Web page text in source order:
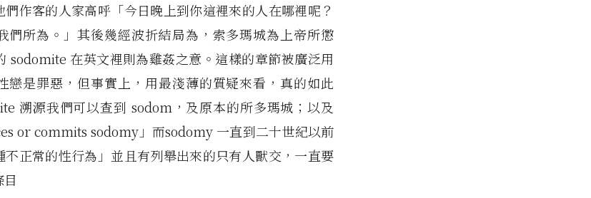
作客的人家高呼「今日晚上到你這裡來的人在哪裡呢？
們所為。」其後幾經波折結局為，索多瑪城為上帝所懲
sodomite 在英文裡則為雞姦之意。這樣的章節被廣泛用
戀是罪惡，但事實上，用最淺薄的質疑來看，真的如此
溯源我們可以查到 sodom，及原本的所多瑪城；以及
or commits sodomy」而sodomy 一直到二十世紀以前
不正常的性行為」並且有列舉出來的只有人獸交，一直要